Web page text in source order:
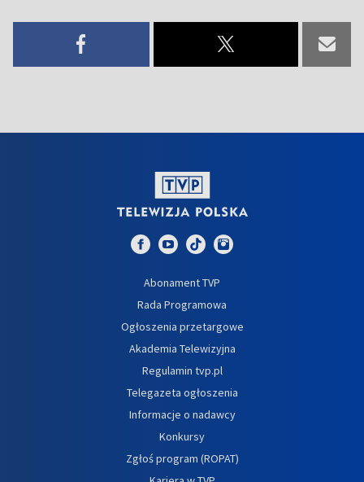
Abonament TVP
Rada Programowa
Ogłoszenia przetargowe
Akademia Telewizyjna
Regulamin tvp.pl
Telegazeta ogłoszenia
Informacje o nadawcy
Konkursy
Zgłoś program (ROPAT)